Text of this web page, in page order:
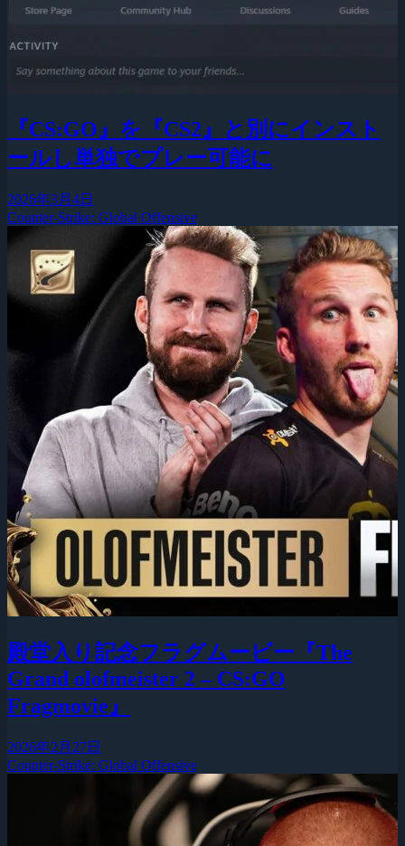
『CS:GO』を『CS2』と別にインスト
ールし単独でプレー可能に
2026年3月4日
Counter-Strike: Global Offensive
殿堂入り記念フラグムービー『The
Grand olofmeister 2 – CS:GO
Fragmovie』
2026年2月27日
Counter-Strike: Global Offensive